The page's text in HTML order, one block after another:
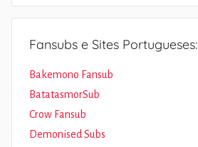
Fansubs e Sites Portugueses:
Bakemono Fansub
BatatasmorSub
Crow Fansub
Demonised Subs